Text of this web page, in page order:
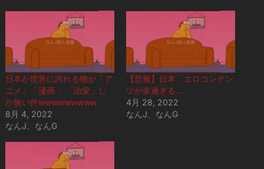
み
日本が世界に誇れる物が「ア
ニメ」「漫画 」「治安」し
か無い件wwwwwwwww
8月 4, 2022
なんJ、なんG
【悲報】日本、エロコンテン
ツが多過ぎる…
4月 28, 2022
なんJ、なんG